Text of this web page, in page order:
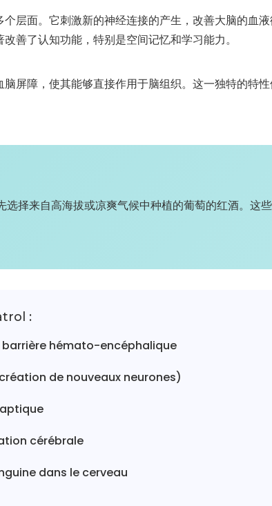
层面。它刺激新的神经连接的产生，改善大脑的血
善了认知功能，特别是空间记忆和学习能力。
屏障，使其能够直接作用于脑组织。这一独特的特
选择来自高海拔或凉爽气候中种植的葡萄的红酒。这
:
hémato-encéphalique
de nouveaux neurones)
cérébrale
dans le cerveau